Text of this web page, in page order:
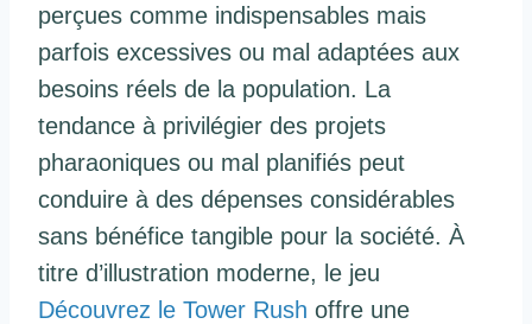
perçues comme indispensables mais
parfois excessives ou mal adaptées aux
besoins réels de la population. La
tendance à privilégier des projets
pharaoniques ou mal planifiés peut
conduire à des dépenses considérables
sans bénéfice tangible pour la société. À
titre d’illustration moderne, le jeu
Découvrez le Tower Rush offre une